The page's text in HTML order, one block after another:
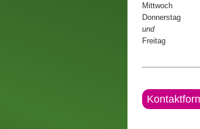
Mittwoch
Donnerstag
und
Freitag